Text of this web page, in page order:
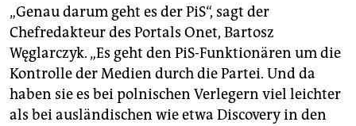
„Genau darum geht es der PiS“, sagt der
Chefredakteur des Portals Onet, Bartosz
Węglarczyk. „Es geht den PiS-Funktionären um die
Kontrolle der Medien durch die Partei. Und da
haben sie es bei polnischen Verlegern viel leichter
als bei ausländischen wie etwa Discovery in den